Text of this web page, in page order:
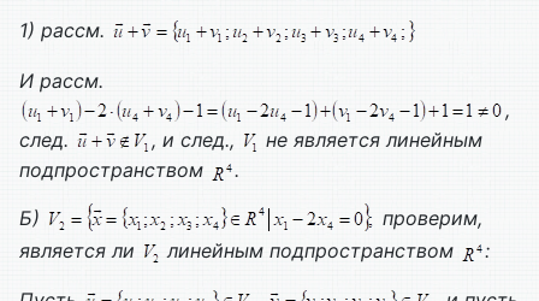
1) рассм.
И рассм.
,
след.
, и след.,
не является линейным
подпространством
.
Б)
проверим,
является ли
линейным подпространством :